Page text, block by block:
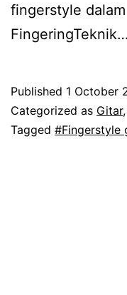
fingerstyle
FingeringTeknik…
Published 1 October
Categorized as Gitar,
Tagged #Fingerstyle